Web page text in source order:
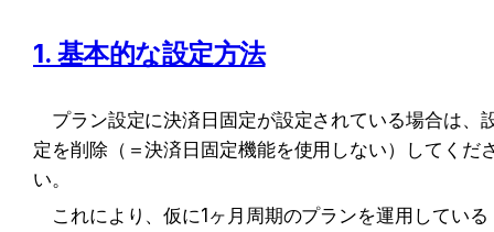
1. 基本的な設定方法
プラン設定に決済日固定が設定されている場合は、
定を削除（＝決済日固定機能を使用しない）してくだ
い。
これにより、仮に1ヶ月周期のプランを運用している